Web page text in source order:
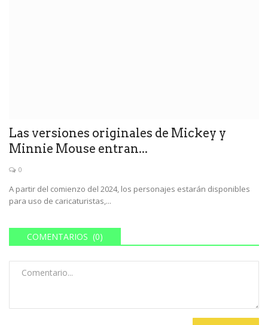
Las versiones originales de Mickey y
Minnie Mouse entran...
0
A partir del comienzo del 2024, los personajes estarán disponibles
para uso de caricaturistas,...
COMENTARIOS (0)